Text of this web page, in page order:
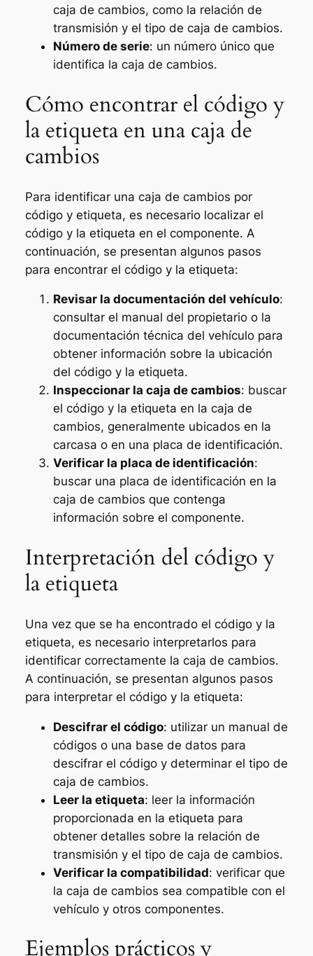
caja de cambios, como la relación de
transmisión y el tipo de caja de cambios.
Número de serie: un número único que
identifica la caja de cambios.
Cómo encontrar el código y
la etiqueta en una caja de
cambios
Para identificar una caja de cambios por
código y etiqueta, es necesario localizar el
código y la etiqueta en el componente. A
continuación, se presentan algunos pasos
para encontrar el código y la etiqueta:
Revisar la documentación del vehículo:
consultar el manual del propietario o la
documentación técnica del vehículo para
obtener información sobre la ubicación
del código y la etiqueta.
Inspeccionar la caja de cambios: buscar
el código y la etiqueta en la caja de
cambios, generalmente ubicados en la
carcasa o en una placa de identificación.
Verificar la placa de identificación:
buscar una placa de identificación en la
caja de cambios que contenga
información sobre el componente.
Interpretación del código y
la etiqueta
Una vez que se ha encontrado el código y la
etiqueta, es necesario interpretarlos para
identificar correctamente la caja de cambios.
A continuación, se presentan algunos pasos
para interpretar el código y la etiqueta:
Descifrar el código: utilizar un manual de
códigos o una base de datos para
descifrar el código y determinar el tipo de
caja de cambios.
Leer la etiqueta: leer la información
proporcionada en la etiqueta para
obtener detalles sobre la relación de
transmisión y el tipo de caja de cambios.
Verificar la compatibilidad: verificar que
la caja de cambios sea compatible con el
vehículo y otros componentes.
Ejemplos prácticos y